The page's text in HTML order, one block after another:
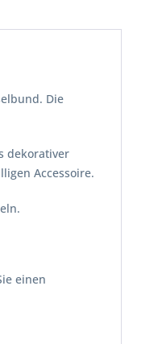
Die
dekorativer
Accessoire.
einen